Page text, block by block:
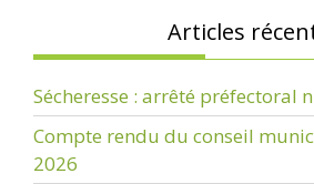
Articles
Sécheresse : arrêté préfectoral
Compte rendu du conseil
2026